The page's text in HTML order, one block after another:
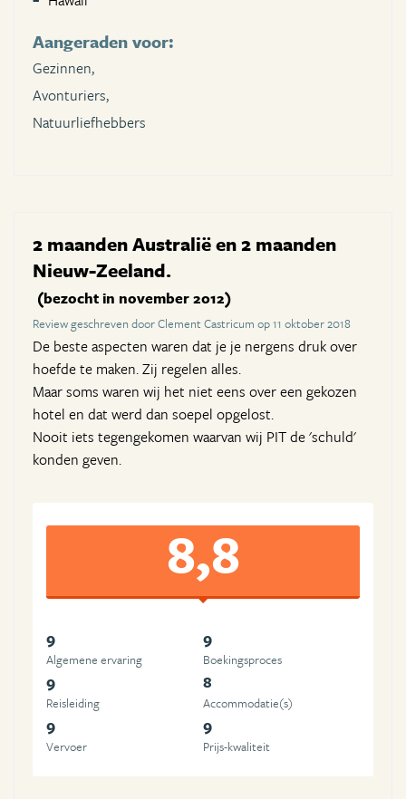
Aangeraden voor:
Gezinnen,
Avonturiers,
Natuurliefhebbers
2 maanden Australië en 2 maanden
Nieuw-Zeeland.
(bezocht in november 2012)
Review geschreven door Clement Castricum op 11 oktober 2018
De beste aspecten waren dat je je nergens druk over
hoefde te maken. Zij regelen alles.
Maar soms waren wij het niet eens over een gekozen
hotel en dat werd dan soepel opgelost.
Nooit iets tegengekomen waarvan wij PIT de 'schuld'
konden geven.
8,8
9
Algemene ervaring
9
Boekingsproces
9
Reisleiding
8
Accommodatie(s)
9
Vervoer
9
Prijs-kwaliteit